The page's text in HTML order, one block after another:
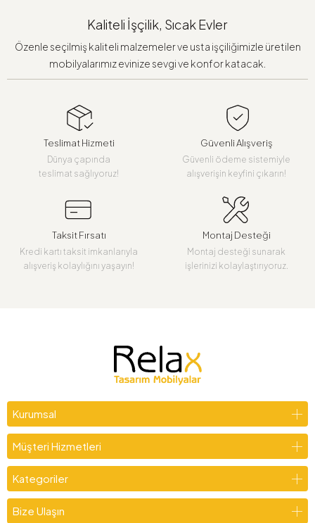
Kaliteli İşçilik, Sıcak Evler
Özenle seçilmiş kaliteli malzemeler ve usta işçiliğimizle üretilen
mobilyalarımız evinize sevgi ve konfor katacak.
Teslimat Hizmeti
Dünya çapında
teslimat sağlıyoruz!
Güvenli Alışveriş
Güvenli ödeme sistemiyle
alışverişin keyfini çıkarın!
Taksit Fırsatı
Kredi kartı taksit imkanlarıyla
alışveriş kolaylığını yaşayın!
Montaj Desteği
Montaj desteği sunarak
işlerinizi kolaylaştırıyoruz.
Kurumsal
Müşteri Hizmetleri
Kategoriler
Bize Ulaşın